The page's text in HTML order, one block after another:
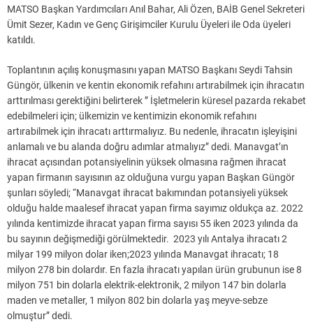
MATSO Başkan Yardımcıları Anıl Bahar, Ali Özen, BAİB Genel Sekreteri
Ümit Sezer, Kadın ve Genç Girişimciler Kurulu Üyeleri ile Oda üyeleri
katıldı.
Toplantının açılış konuşmasını yapan MATSO Başkanı Seydi Tahsin
Güngör, ülkenin ve kentin ekonomik refahını artırabilmek için ihracatın
arttırılması gerektiğini belirterek ” İşletmelerin küresel pazarda rekabet
edebilmeleri için; ülkemizin ve kentimizin ekonomik refahını
artırabilmek için ihracatı arttırmalıyız. Bu nedenle, ihracatın işleyişini
anlamalı ve bu alanda doğru adımlar atmalıyız” dedi. Manavgat’ın
ihracat açısından potansiyelinin yüksek olmasına rağmen ihracat
yapan firmanın sayısının az olduğuna vurgu yapan Başkan Güngör
şunları söyledi; “Manavgat ihracat bakımından potansiyeli yüksek
olduğu halde maalesef ihracat yapan firma sayımız oldukça az. 2022
yılında kentimizde ihracat yapan firma sayısı 55 iken 2023 yılında da
bu sayının değişmediği görülmektedir. 2023 yılı Antalya ihracatı 2
milyar 199 milyon dolar iken;2023 yılında Manavgat ihracatı; 18
milyon 278 bin dolardır. En fazla ihracatı yapılan ürün grubunun ise 8
milyon 751 bin dolarla elektrik-elektronik, 2 milyon 147 bin dolarla
maden ve metaller, 1 milyon 802 bin dolarla yaş meyve-sebze
olmuştur” dedi.